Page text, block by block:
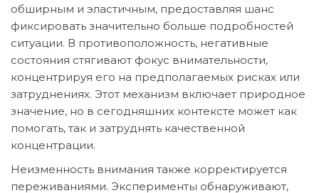
обширным и эластичным, предоставляя шанс
фиксировать значительно больше подробностей
ситуации. В противоположность, негативные
состояния стягивают фокус внимательности,
концентрируя его на предполагаемых рисках или
затруднениях. Этот механизм включает природное
значение, но в сегодняшних контексте может как
помогать, так и затруднять качественной
концентрации.
Неизменность внимания также корректируется
переживаниями. Эксперименты обнаруживают,